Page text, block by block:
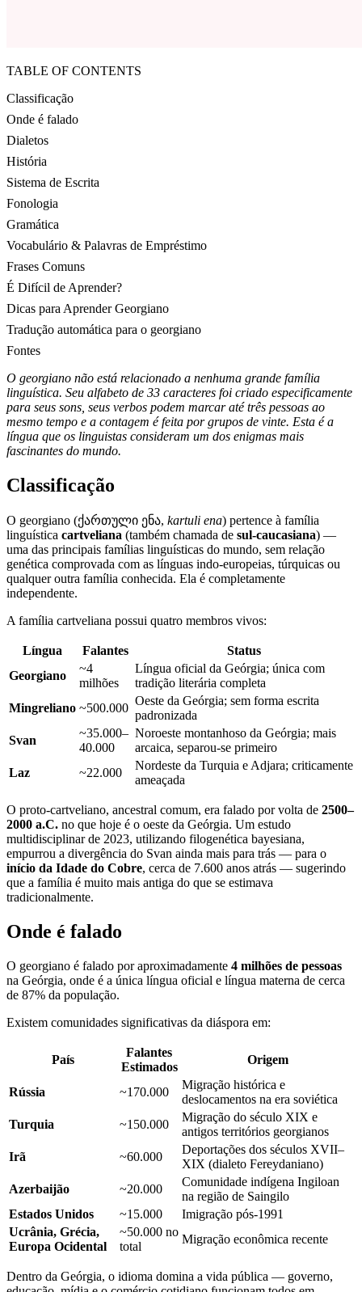
TABLE OF CONTENTS
Classificação
Onde é falado
Dialetos
História
Sistema de Escrita
Fonologia
Gramática
Vocabulário & Palavras de Empréstimo
Frases Comuns
É Difícil de Aprender?
Dicas para Aprender Georgiano
Tradução automática para o georgiano
Fontes
O georgiano não está relacionado a nenhuma grande família
linguística. Seu alfabeto de 33 caracteres foi criado especificamente
para seus sons, seus verbos podem marcar até três pessoas ao
mesmo tempo e a contagem é feita por grupos de vinte. Esta é a
língua que os linguistas consideram um dos enigmas mais
fascinantes do mundo.
Classificação
O georgiano (ქართული ენა, kartuli ena) pertence à família
linguística cartveliana (também chamada de sul-caucasiana) —
uma das principais famílias linguísticas do mundo, sem relação
genética comprovada com as línguas indo-europeias, túrquicas ou
qualquer outra família conhecida. Ela é completamente
independente.
A família cartveliana possui quatro membros vivos:
Língua Falantes
Status
Georgiano
~4
milhões
Língua oficial da Geórgia; única com
tradição literária completa
Mingreliano ~500.000
Oeste da Geórgia; sem forma escrita
padronizada
Svan
~35.000–
40.000
Noroeste montanhoso da Geórgia; mais
arcaica, separou-se primeiro
Laz
~22.000
Nordeste da Turquia e Adjara; criticamente
ameaçada
O proto-cartveliano, ancestral comum, era falado por volta de 2500–
2000 a.C. no que hoje é o oeste da Geórgia. Um estudo
multidisciplinar de 2023, utilizando filogenética bayesiana,
empurrou a divergência do Svan ainda mais para trás — para o
início da Idade do Cobre, cerca de 7.600 anos atrás — sugerindo
que a família é muito mais antiga do que se estimava
tradicionalmente.
Onde é falado
O georgiano é falado por aproximadamente 4 milhões de pessoas
na Geórgia, onde é a única língua oficial e língua materna de cerca
de 87% da população.
Existem comunidades significativas da diáspora em:
País
Falantes
Estimados
Origem
Rússia ~170.000
Migração histórica e
deslocamentos na era soviética
Turquia
~150.000
Migração do século XIX e
antigos territórios georgianos
Irã
~60.000
Deportações dos séculos XVII–
XIX (dialeto Fereydaniano)
Azerbaijão
~20.000
Comunidade indígena Ingiloan
na região de Saingilo
Estados Unidos
~15.000
Imigração pós-1991
Ucrânia, Grécia,
Europa Ocidental
~50.000 no
total
Migração econômica recente
Dentro da Geórgia, o idioma domina a vida pública — governo,